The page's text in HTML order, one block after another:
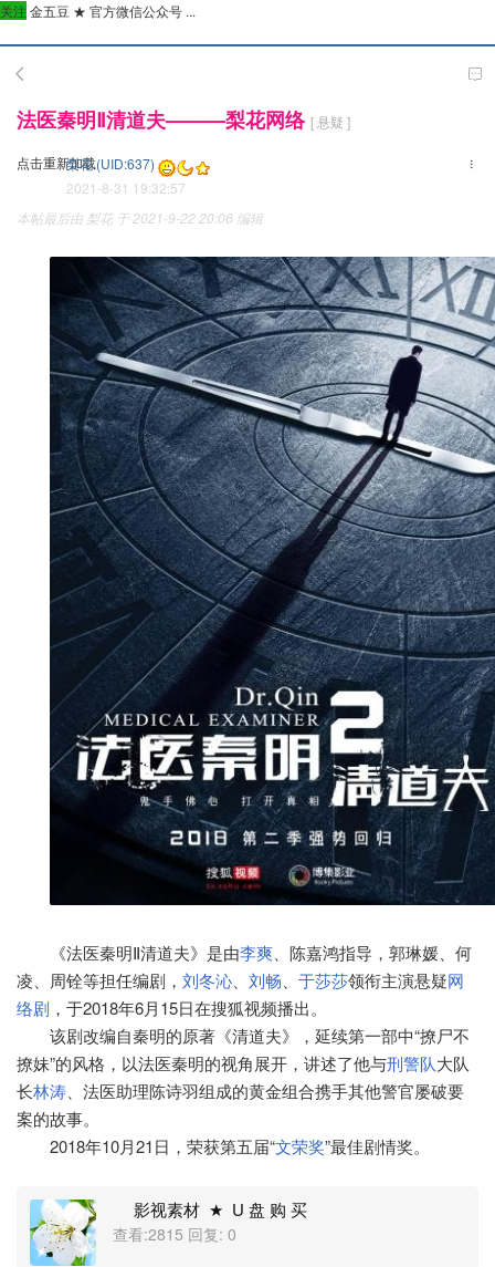
关注 金五豆 ★ 官方微信公众号 ...
法医秦明Ⅱ清道夫———梨花网络 [ 悬疑 ]
点击重新加载梨花 (UID:637)
2021-8-31 19:32:57
本帖最后由 梨花 于 2021-9-22 20:06 编辑
《法医秦明Ⅱ清道夫》是由李爽 、陈嘉鸿指导，郭琳媛、何
凌、周铨等担任编剧， 刘冬沁 刘畅 于莎莎领衔主演悬疑网
络剧 ，于2018年6月15日在搜狐视频播出。
该剧改编自秦明的原著《清道夫》，延续第一部中“撩尸不
撩妹”的风格，以法医秦明的视角展开，讲述了他与刑警队大队
长林涛 、法医助理陈诗羽组成的黄金组合携手其他警官屡破要
案的故事。
2018年10月21日，荣获第五届“文荣奖”最佳剧情奖。
影视素材 ★ U 盘 购 买
查看:2815 回复: 0